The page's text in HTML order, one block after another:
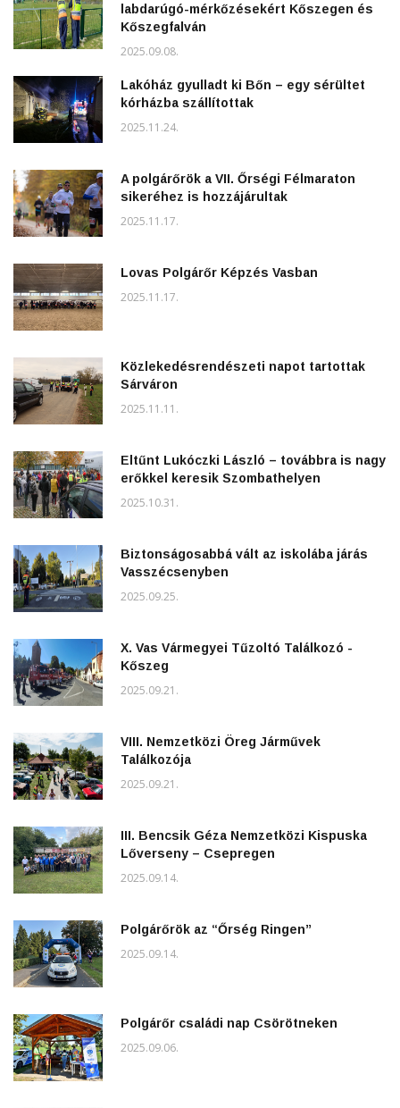
labdarúgó-mérkőzésekért Kőszegen és
Kőszegfalván
2025.09.08.
Lakóház gyulladt ki Bőn – egy sérültet
kórházba szállítottak
2025.11.24.
A polgárőrök a VII. Őrségi Félmaraton
sikeréhez is hozzájárultak
2025.11.17.
Lovas Polgárőr Képzés Vasban
2025.11.17.
Közlekedésrendészeti napot tartottak
Sárváron
2025.11.11.
Eltűnt Lukóczki László – továbbra is nagy
erőkkel keresik Szombathelyen
2025.10.31.
Biztonságosabbá vált az iskolába járás
Vasszécsenyben
2025.09.25.
X. Vas Vármegyei Tűzoltó Találkozó -
Kőszeg
2025.09.21.
VIII. Nemzetközi Öreg Járművek
Találkozója
2025.09.21.
III. Bencsik Géza Nemzetközi Kispuska
Lőverseny – Csepregen
2025.09.14.
Polgárőrök az “Őrség Ringen”
2025.09.14.
Polgárőr családi nap Csörötneken
2025.09.06.